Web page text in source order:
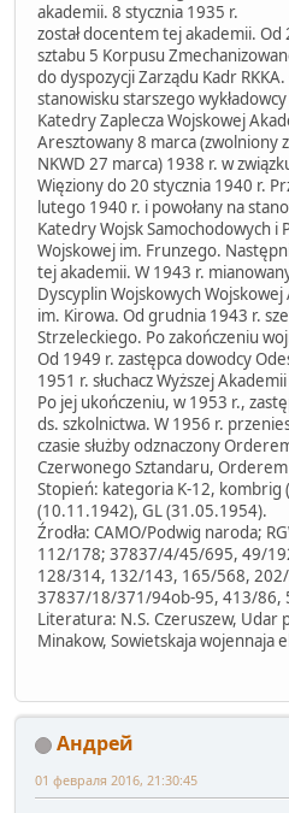
akademii. 8 stycznia 1935 r.
został docentem tej akademii. Od
sztabu 5 Korpusu
do dyspozycji Zarządu Kadr
stanowisku starszego wykładowcy
Katedry Zaplecza Wojskowej
Aresztowany 8 marca (zwolniony
NKWD 27 marca) 1938 r. w
Więziony do 20 stycznia 1940 r.
lutego 1940 r. i powołany na
Katedry Wojsk Samochodowych i
Wojskowej im. Frunzego.
tej akademii. W 1943 r.
Dyscyplin Wojskowych
im. Kirowa. Od grudnia 1943 r.
Strzeleckiego. Po zakończeniu
Od 1949 r. zastępca dowodcy
1951 r. słuchacz Wyższej
Po jej ukończeniu, w 1953 r.,
ds. szkolnictwa. W 1956 r.
czasie służby odznaczony
Czerwonego Sztandaru,
Stopień: kategoria K-12, kombrig
(10.11.1942), GL (31.05.1954).
Źrodła: CAMO/Podwig naroda;
112/178; 37837/4/45/695, 49/
128/314, 132/143, 165/568,
37837/18/371/94ob-95, 413/86,
Literatura: N.S. Czeruszew, Udar
Minakow, Sowietskaja wojennaja
Андрей
01 февраля 2016, 21:30:45